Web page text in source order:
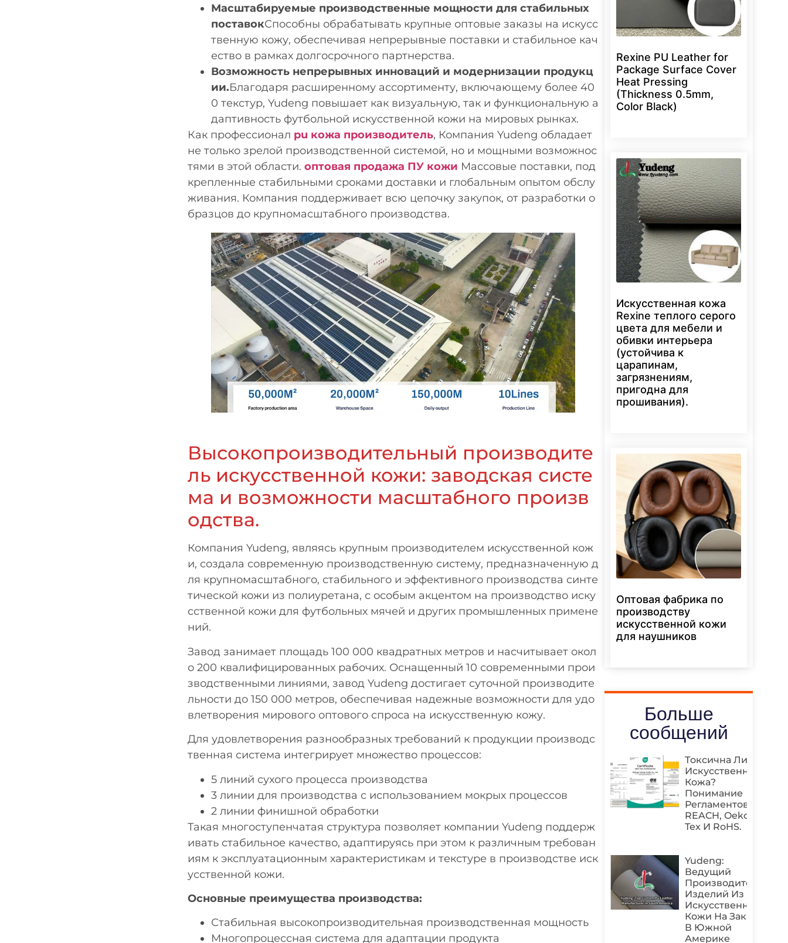
Масштабируемые производственные мощности для стабильных
поставокСпособны обрабатывать крупные оптовые заказы на искусс
твенную кожу, обеспечивая непрерывные поставки и стабильное кач
ество в рамках долгосрочного партнерства.
Возможность непрерывных инноваций и модернизации продукц
ии.Благодаря расширенному ассортименту, включающему более 40
0 текстур, Yudeng повышает как визуальную, так и функциональную а
даптивность футбольной искусственной кожи на мировых рынках.
Как профессионал pu кожа производитель, Компания Yudeng обладает
не только зрелой производственной системой, но и мощными возможнос
тями в этой области. оптовая продажа ПУ кожи Массовые поставки, под
крепленные стабильными сроками доставки и глобальным опытом обслу
живания. Компания поддерживает всю цепочку закупок, от разработки о
бразцов до крупномасштабного производства.
Высокопроизводительный производите
ль искусственной кожи: заводская систе
ма и возможности масштабного произв
одства.
Компания Yudeng, являясь крупным производителем искусственной кож
и, создала современную производственную систему, предназначенную д
ля крупномасштабного, стабильного и эффективного производства синте
тической кожи из полиуретана, с особым акцентом на производство иску
сственной кожи для футбольных мячей и других промышленных примене
ний.
Завод занимает площадь 100 000 квадратных метров и насчитывает окол
о 200 квалифицированных рабочих. Оснащенный 10 современными прои
зводственными линиями, завод Yudeng достигает суточной производите
льности до 150 000 метров, обеспечивая надежные возможности для удо
влетворения мирового оптового спроса на искусственную кожу.
Для удовлетворения разнообразных требований к продукции производс
твенная система интегрирует множество процессов:
5 линий сухого процесса производства
3 линии для производства с использованием мокрых процессов
2 линии финишной обработки
Такая многоступенчатая структура позволяет компании Yudeng поддерж
ивать стабильное качество, адаптируясь при этом к различным требован
иям к эксплуатационным характеристикам и текстуре в производстве иск
усственной кожи.
Основные преимущества производства:
Стабильная высокопроизводительная производственная мощность
Многопроцессная система для адаптации продукта
Rexine PU Leather for
Package Surface Cover
Heat Pressing
(Thickness 0.5mm,
Color Black)
Искусственная кожа
Rexine теплого серого
цвета для мебели и
обивки интерьера
(устойчива к
царапинам,
загрязнениям,
пригодна для
прошивания).
Оптовая фабрика по
производству
искусственной кожи
для наушников
Больше
сообщений
Токсична Ли
Искусственная
Кожа?
Понимание
Регламентов
REACH, Oeko-
Tex И RoHS.
Yudeng:
Ведущий
Производитель
Изделий Из
Искусственной
Кожи На Заказ
В Южной
Америке